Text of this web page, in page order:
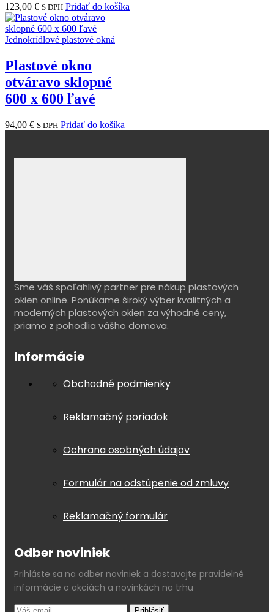
123,00 € S DPH Pridať do košíka
Jednokrídlové plastové okná
Plastové okno
otváravo sklopné
600 x 600 ľavé
94,00 € S DPH Pridať do košíka
Sme váš spoľahlivý partner pre nákup plastových
okien online. Ponúkame široký výber kvalitných a
moderných plastových okien za výhodné ceny,
priamo z pohodlia vášho domova.
Informácie
Obchodné podmienky
Reklamačný poriadok
Ochrana osobných údajov
Formulár na odstúpenie od zmluvy
Reklamačný formulár
Odber noviniek
Prihláste sa na odber noviniek a dostavajte pravidelné
informácie o akciách a novinkách na trhu